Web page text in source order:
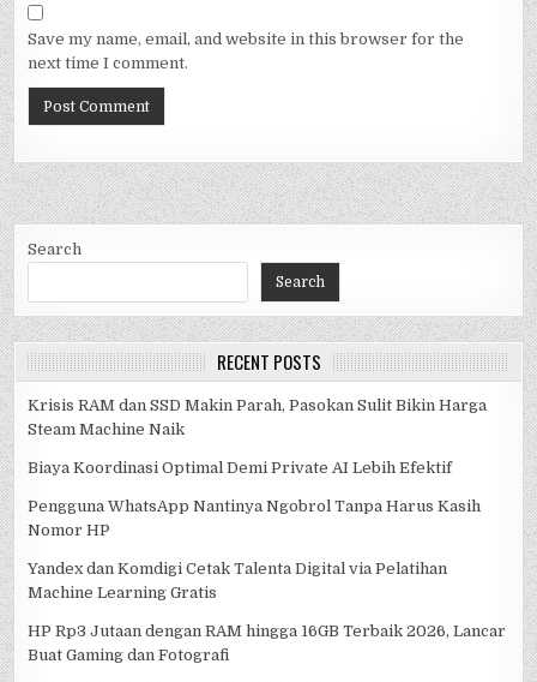
Save my name, email, and website in this browser for the
next time I comment.
Search
Search
RECENT POSTS
Krisis RAM dan SSD Makin Parah, Pasokan Sulit Bikin Harga
Steam Machine Naik
Biaya Koordinasi Optimal Demi Private AI Lebih Efektif
Pengguna WhatsApp Nantinya Ngobrol Tanpa Harus Kasih
Nomor HP
Yandex dan Komdigi Cetak Talenta Digital via Pelatihan
Machine Learning Gratis
HP Rp3 Jutaan dengan RAM hingga 16GB Terbaik 2026, Lancar
Buat Gaming dan Fotografi